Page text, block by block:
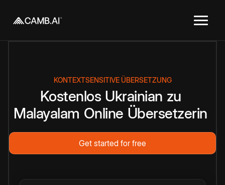
KONTEXTSENSITIVE ÜBERSETZUNG
Kostenlos Ukrainian zu
Malayalam Online Übersetzerin
Get started for free